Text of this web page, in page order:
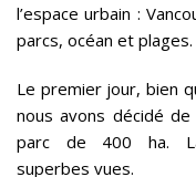
l’espace urbain :
parcs, océan et plages.
Le premier jour, bien
nous avons décidé
parc de 400 ha.
superbes vues.